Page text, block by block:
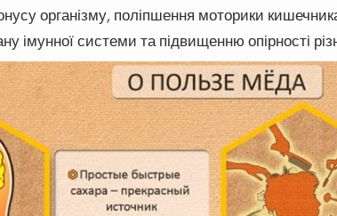
організму, поліпшення моторики
імунної системи та підвищенню опірності